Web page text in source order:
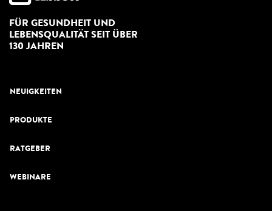
FÜR GESUNDHEIT UND
LEBENSQUALITÄT SEIT ÜBER
130 JAHREN
NEUIGKEITEN
PRODUKTE
RATGEBER
WEBINARE